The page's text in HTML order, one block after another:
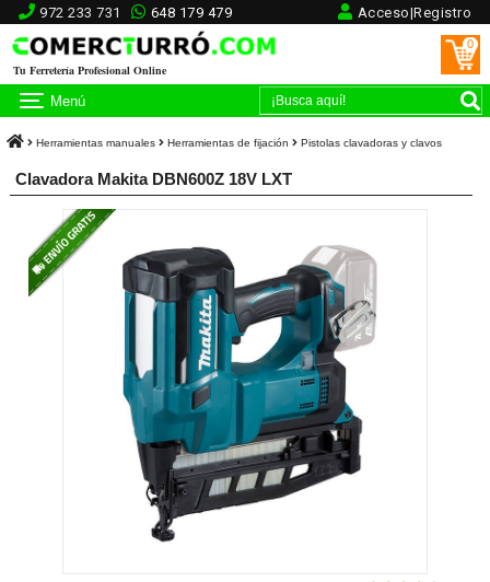
972 233 731 648 179 479 Acceso|Registro
Tu Ferretería Profesional Online
0
Menú
Herramientas manuales Herramientas de fijación Pistolas clavadoras y clavos
Clavadora Makita DBN600Z 18V LXT